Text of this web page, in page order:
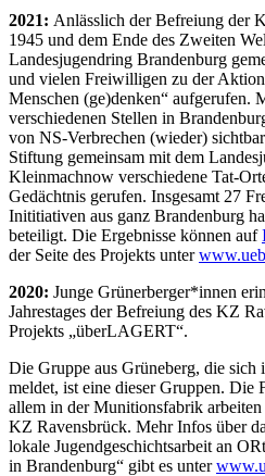
2021: Anlässlich der Befreiung der
1945 und dem Ende des Zweiten
Landesjugendring Brandenburg
und vielen Freiwilligen zu der
Menschen (ge)denken“ aufgerufen.
verschiedenen Stellen in
von NS-Verbrechen (wieder)
Stiftung gemeinsam mit dem
Kleinmachnow verschiedene Tat-
Gedächtnis gerufen. Insgesamt 27
Inititiativen aus ganz Brandenburg
beteiligt. Die Ergebnisse können auf
der Seite des Projekts unter
2020: Junge Grünerberger*innen
Jahrestages der Befreiung des KZ
Projekts „überLAGERT“.
Die Gruppe aus Grüneberg, die
meldet, ist eine dieser Gruppen. Die
allem in der Munitionsfabrik
KZ Ravensbrück. Mehr Infos über
lokale Jugendgeschichtsarbeit an
in Brandenburg“ gibt es unter